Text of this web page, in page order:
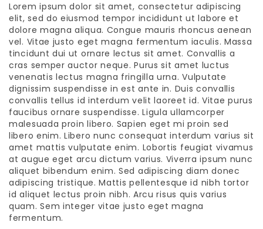
Lorem ipsum dolor sit amet, consectetur adipiscing
elit, sed do eiusmod tempor incididunt ut labore et
dolore magna aliqua. Congue mauris rhoncus aenean
vel. Vitae justo eget magna fermentum iaculis. Massa
tincidunt dui ut ornare lectus sit amet. Convallis a
cras semper auctor neque. Purus sit amet luctus
venenatis lectus magna fringilla urna. Vulputate
dignissim suspendisse in est ante in. Duis convallis
convallis tellus id interdum velit laoreet id. Vitae purus
faucibus ornare suspendisse. Ligula ullamcorper
malesuada proin libero. Sapien eget mi proin sed
libero enim. Libero nunc consequat interdum varius sit
amet mattis vulputate enim. Lobortis feugiat vivamus
at augue eget arcu dictum varius. Viverra ipsum nunc
aliquet bibendum enim. Sed adipiscing diam donec
adipiscing tristique. Mattis pellentesque id nibh tortor
id aliquet lectus proin nibh. Arcu risus quis varius
quam. Sem integer vitae justo eget magna
fermentum.